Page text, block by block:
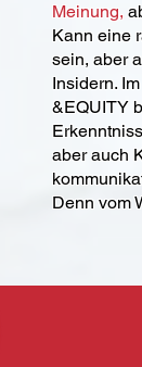
Meinung,
Kann eine
sein, aber
Insidern.
&EQUITY
aber auch
Denn vom